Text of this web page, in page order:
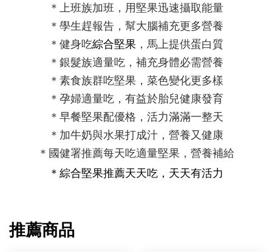
＊上班族加班，用堅果迅速攝取能量
＊學生趕報告，幫大腦補充更多營養
＊健身吃綜合堅果 ，馬上提供蛋白質
＊銀髮族適量吃，補充身體必需營養
＊素食族群吃堅果，菜色變化更多樣
＊孕婦適量吃，有益於胎兒健康發育
＊早餐堅果配優格， 活力滿滿一整天
＊加牛奶與水果打成汁，營養又健康
＊國健署推薦每天吃適量堅果，營養補給
＊綜合堅果推薦天天吃，天天有活力
推薦商品